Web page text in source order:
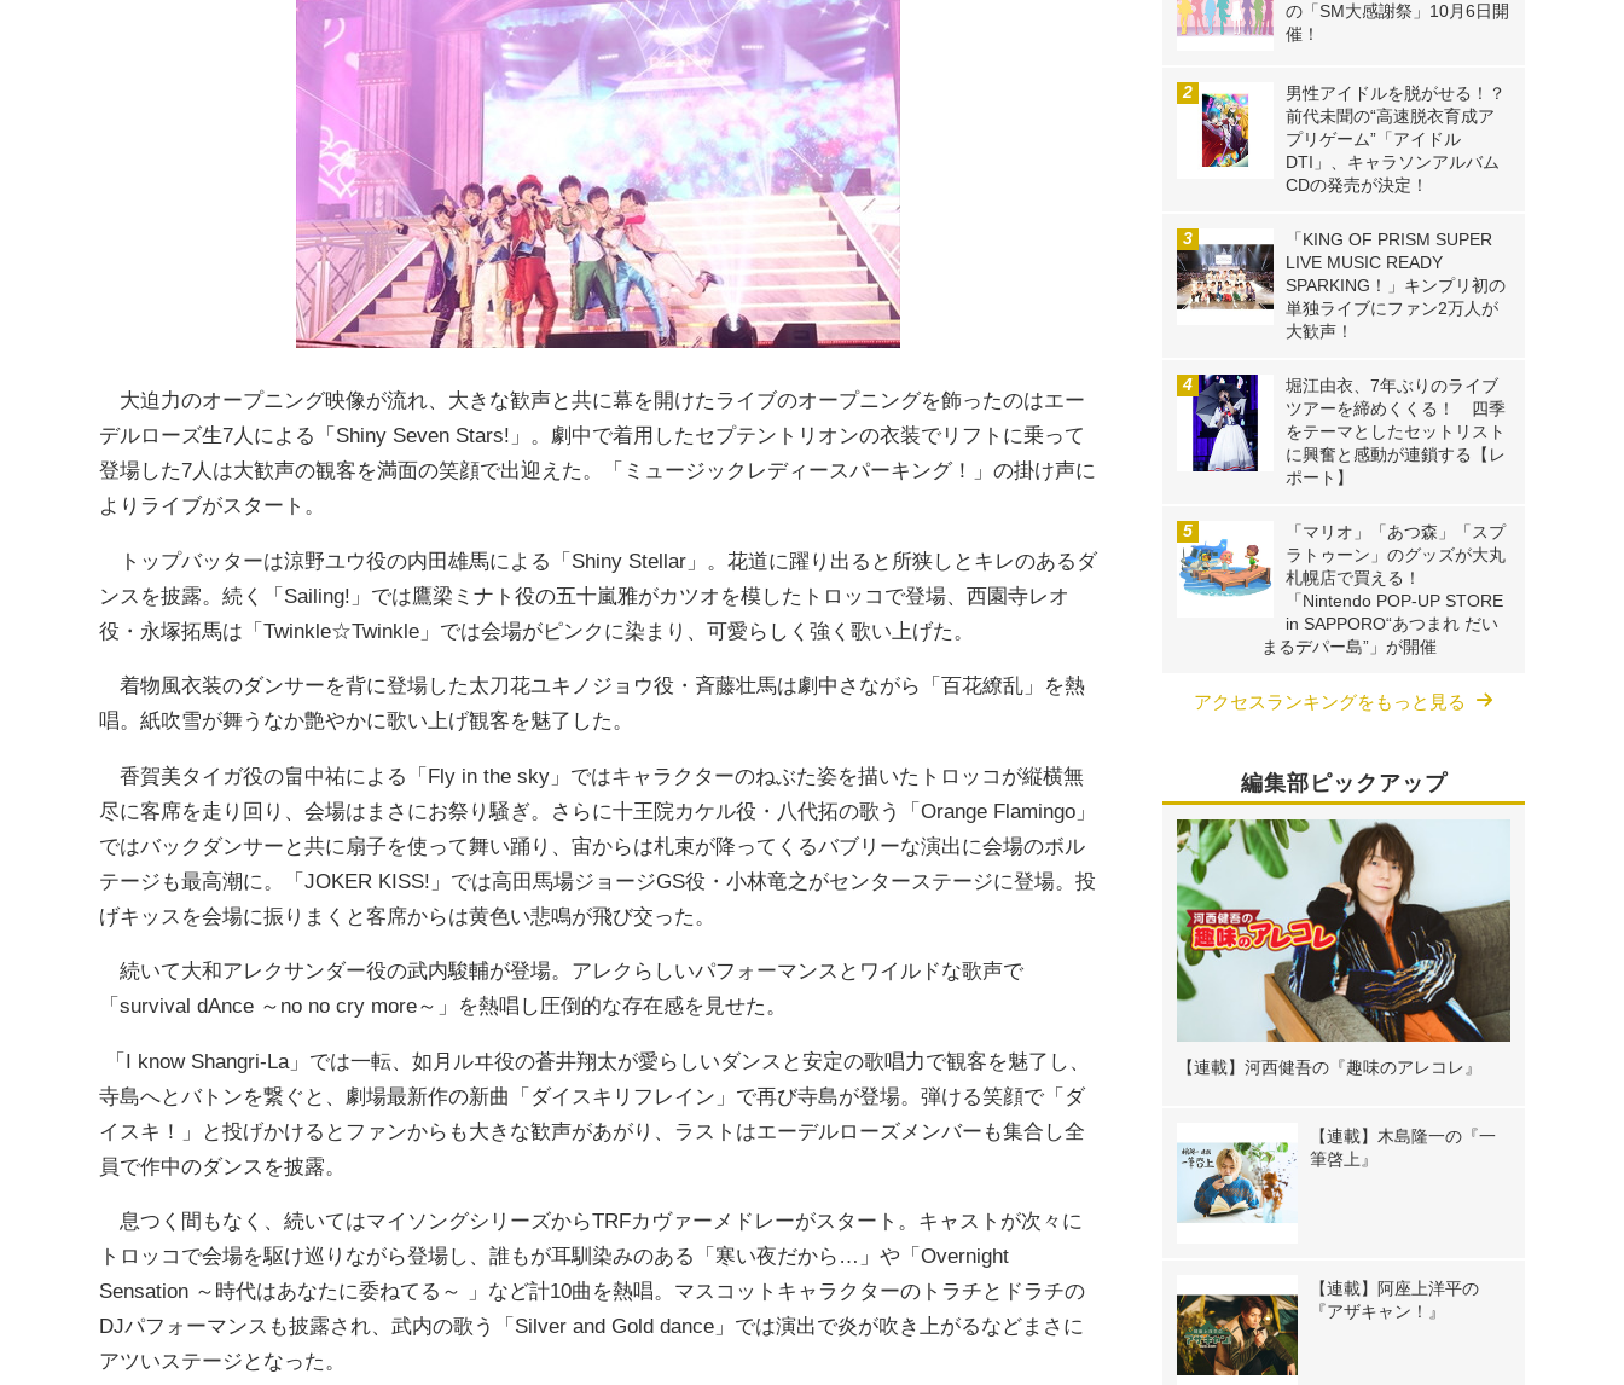
大迫力のオープニング映像が流れ、大きな歓声と共に幕を開けたライブのオープニングを飾ったのはエー
デルローズ生7人による「Shiny Seven Stars!」。劇中で着用したセプテントリオンの衣装でリフトに乗って
登場した7人は大歓声の観客を満面の笑顔で出迎えた。「ミュージックレディースパーキング！」の掛け声に
よりライブがスタート。
トップバッターは涼野ユウ役の内田雄馬による「Shiny Stellar」。花道に躍り出ると所狭しとキレのあるダ
ンスを披露。続く「Sailing!」では鷹梁ミナト役の五十嵐雅がカツオを模したトロッコで登場、西園寺レオ
役・永塚拓馬は「Twinkle☆Twinkle」では会場がピンクに染まり、可愛らしく強く歌い上げた。
着物風衣装のダンサーを背に登場した太刀花ユキノジョウ役・斉藤壮馬は劇中さながら「百花繚乱」を熱
唱。紙吹雪が舞うなか艶やかに歌い上げ観客を魅了した。
香賀美タイガ役の畠中祐による「Fly in the sky」ではキャラクターのねぶた姿を描いたトロッコが縦横無
尽に客席を走り回り、会場はまさにお祭り騒ぎ。さらに十王院カケル役・八代拓の歌う「Orange Flamingo」
ではバックダンサーと共に扇子を使って舞い踊り、宙からは札束が降ってくるバブリーな演出に会場のボル
テージも最高潮に。「JOKER KISS!」では高田馬場ジョージGS役・小林竜之がセンターステージに登場。投
げキッスを会場に振りまくと客席からは黄色い悲鳴が飛び交った。
続いて大和アレクサンダー役の武内駿輔が登場。アレクらしいパフォーマンスとワイルドな歌声で
「survival dAnce ～no no cry more～」を熱唱し圧倒的な存在感を見せた。
「I know Shangri-La」では一転、如月ルヰ役の蒼井翔太が愛らしいダンスと安定の歌唱力で観客を魅了し、
寺島へとバトンを繋ぐと、劇場最新作の新曲「ダイスキリフレイン」で再び寺島が登場。弾ける笑顔で「ダ
イスキ！」と投げかけるとファンからも大きな歓声があがり、ラストはエーデルローズメンバーも集合し全
員で作中のダンスを披露。
息つく間もなく、続いてはマイソングシリーズからTRFカヴァーメドレーがスタート。キャストが次々に
トロッコで会場を駆け巡りながら登場し、誰もが耳馴染みのある「寒い夜だから…」や「Overnight
Sensation ～時代はあなたに委ねてる～ 」など計10曲を熱唱。マスコットキャラクターのトラチとドラチの
DJパフォーマンスも披露され、武内の歌う「Silver and Gold dance」では演出で炎が吹き上がるなどまさに
アツいステージとなった。
の「SM大感謝祭」10月6日開
催！
男性アイドルを脱がせる！？
前代未聞の“高速脱衣育成ア
プリゲーム”「アイドル
DTI」、キャラソンアルバム
CDの発売が決定！
「KING OF PRISM SUPER
LIVE MUSIC READY
SPARKING！」キンプリ初の
単独ライブにファン2万人が
大歓声！
堀江由衣、7年ぶりのライブ
ツアーを締めくくる！ 四季
をテーマとしたセットリスト
に興奮と感動が連鎖する【レ
ポート】
「マリオ」「あつ森」「スプ
ラトゥーン」のグッズが大丸
札幌店で買える！
「Nintendo POP-UP STORE
in SAPPORO“あつまれ だい
まるデパー島”」が開催
アクセスランキングをもっと見る
編集部ピックアップ
【連載】河西健吾の『趣味のアレコレ』
【連載】木島隆一の『一
筆啓上』
【連載】阿座上洋平の
『アザキャン！』